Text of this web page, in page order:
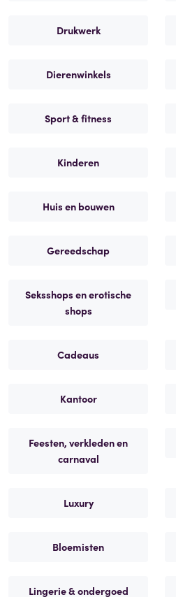
Drukwerk
Dierenwinkels
Sport & fitness
Kinderen
Huis en bouwen
Gereedschap
Seksshops en erotische
shops
Cadeaus
Kantoor
Feesten, verkleden en
carnaval
Luxury
Bloemisten
Lingerie & ondergoed